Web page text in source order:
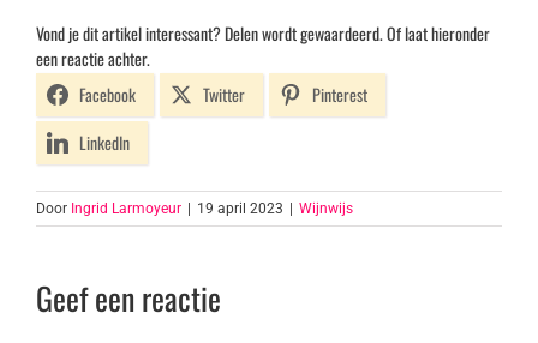
Vond je dit artikel interessant? Delen wordt gewaardeerd. Of laat hieronder
een reactie achter.
Facebook
Twitter
Pinterest
LinkedIn
Door Ingrid Larmoyeur 19 april 2023 Wijnwijs
Geef een reactie